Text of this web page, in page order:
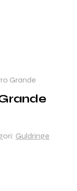
Grande
Guldringe